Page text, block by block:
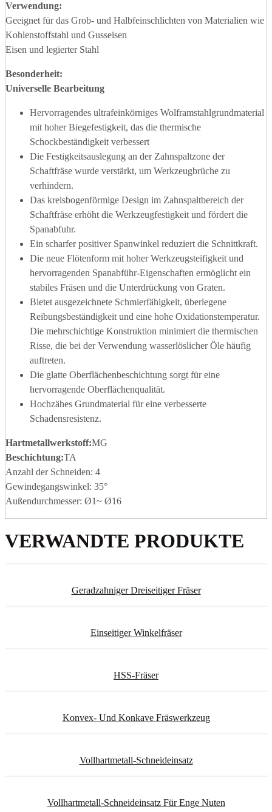
Verwendung:
Geeignet für das Grob- und Halbfeinschlichten von Materialien wie
Kohlenstoffstahl und Gusseisen
Eisen und legierter Stahl
Besonderheit:
Universelle Bearbeitung
Hervorragendes ultrafeinkörniges Wolframstahlgrundmaterial
mit hoher Biegefestigkeit, das die thermische
Schockbeständigkeit verbessert
Die Festigkeitsauslegung an der Zahnspaltzone der
Schaftfräse wurde verstärkt, um Werkzeugbrüche zu
verhindern.
Das kreisbogenförmige Design im Zahnspaltbereich der
Schaftfräse erhöht die Werkzeugfestigkeit und fördert die
Spanabfuhr.
Ein scharfer positiver Spanwinkel reduziert die Schnittkraft.
Die neue Flötenform mit hoher Werkzeugsteifigkeit und
hervorragenden Spanabführ-Eigenschaften ermöglicht ein
stabiles Fräsen und die Unterdrückung von Graten.
Bietet ausgezeichnete Schmierfähigkeit, überlegene
Reibungsbeständigkeit und eine hohe Oxidationstemperatur.
Die mehrschichtige Konstruktion minimiert die thermischen
Risse, die bei der Verwendung wasserlöslicher Öle häufig
auftreten.
Die glatte Oberflächenbeschichtung sorgt für eine
hervorragende Oberflächenqualität.
Hochzähes Grundmaterial für eine verbesserte
Schadensresistenz.
Hartmetallwerkstoff:MG
Beschichtung:TA
Anzahl der Schneiden: 4
Gewindegangswinkel: 35°
Außendurchmesser: Ø1~ Ø16
VERWANDTE PRODUKTE
Geradzahniger Dreiseitiger Fräser
Einseitiger Winkelfräser
HSS-Fräser
Konvex- Und Konkave Fräswerkzeug
Vollhartmetall-Schneideinsatz
Vollhartmetall-Schneideinsatz Für Enge Nuten